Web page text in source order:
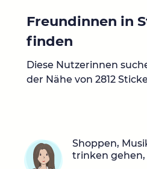
Freundinnen in
finden
Diese Nutzerinnen
der Nähe von 2812
Shoppen,
trinken gehen,